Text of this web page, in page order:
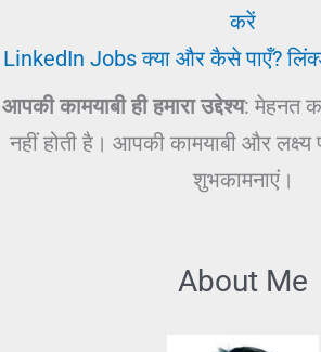
करें
LinkedIn Jobs क्या और कैसे पाएँ?
आपकी कामयाबी ही हमारा उद्देश्य: मेहनत
नहीं होती है। आपकी कामयाबी और लक्ष्य
शुभकामनाएं।
About Me